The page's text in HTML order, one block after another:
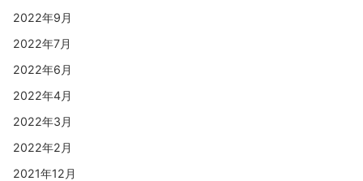
2022年9月
2022年7月
2022年6月
2022年4月
2022年3月
2022年2月
2021年12月